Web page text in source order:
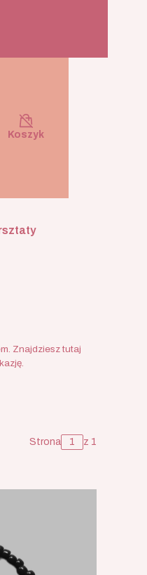
Koszyk wyłączony
Koszyk
Znajdziesz tutaj
Strona z 1